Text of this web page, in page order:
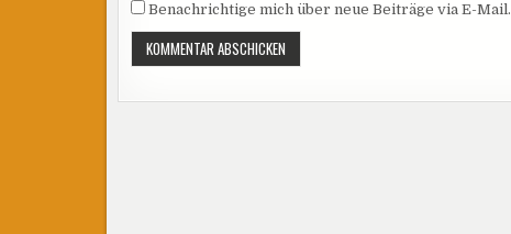
Benachrichtige mich über neue Beiträge via E-Mail.